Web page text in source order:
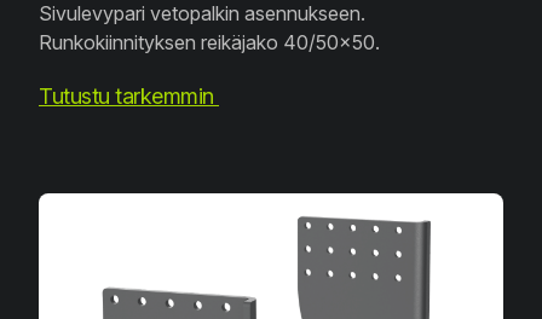
Sivulevypari vetopalkin asennukseen.
Runkokiinnityksen reikäjako 40/50x50.
Tutustu tarkemmin